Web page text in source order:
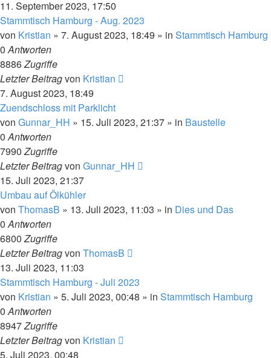
11. September 2023, 17:50
Stammtisch Hamburg - Aug. 2023
von Kristian » 7. August 2023, 18:49 » in Stammtisch Hamburg
0Antworten
8886Zugriffe
Letzter Beitragvon Kristian
7. August 2023, 18:49
Zuendschloss mit Parklicht
von Gunnar_HH » 15. Juli 2023, 21:37 » in Baustelle
0Antworten
7990Zugriffe
Letzter Beitragvon Gunnar_HH
15. Juli 2023, 21:37
Umbau auf Ölkühler
von ThomasB » 13. Juli 2023, 11:03 » in Dies und Das
0Antworten
6800Zugriffe
Letzter Beitragvon ThomasB
13. Juli 2023, 11:03
Stammtisch Hamburg - Juli 2023
von Kristian » 5. Juli 2023, 00:48 » in Stammtisch Hamburg
0Antworten
8947Zugriffe
Letzter Beitragvon Kristian
5. Juli 2023, 00:48